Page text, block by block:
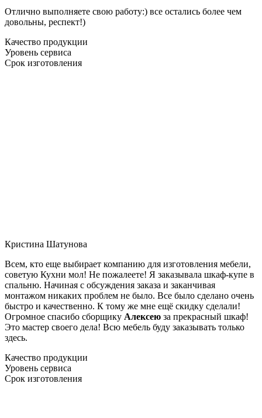
Отлично выполняете свою работу:) все остались более чем
довольны, респект!)
Качество продукции
Уровень сервиса
Срок изготовления
Кристина Шатунова
Всем, кто еще выбирает компанию для изготовления мебели,
советую Кухни мол! Не пожалеете! Я заказывала шкаф-купе в
спальню. Начиная с обсуждения заказа и заканчивая
монтажом никаких проблем не было. Все было сделано очень
быстро и качественно. К тому же мне ещё скидку сделали!
Огромное спасибо сборщику Алексею за прекрасный шкаф!
Это мастер своего дела! Всю мебель буду заказывать только
здесь.
Качество продукции
Уровень сервиса
Срок изготовления